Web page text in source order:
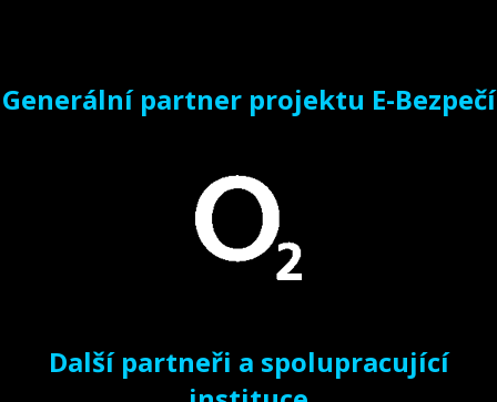
Generální partner projektu E-Bezpečí
Další partneři a spolupracující